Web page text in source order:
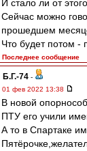
И стало ли от
Сейчас можно
прошедшем
Что будет потом -
Последнее сообщение
Б.Г.-74 -
01 фев 2022 13:38
В новой
ПТУ его учили
А то в Спартаке